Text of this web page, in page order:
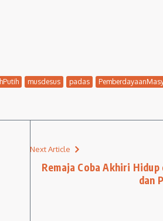
musdesus padas
Next Article
Remaja Coba Akhiri Hidup
dan